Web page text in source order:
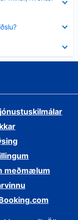
meðmælum